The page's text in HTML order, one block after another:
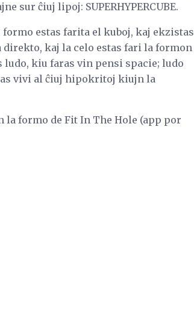
sur ĉiuj lipoj: SUPERHYPERCUBE.
formo estas farita el kuboj, kaj ekzistas
kaj la celo estas fari la formon
ludo, kiu faras vin pensi spacie; ludo
vivi al ĉiuj hipokritoj kiujn la
la formo de Fit In The Hole (app por